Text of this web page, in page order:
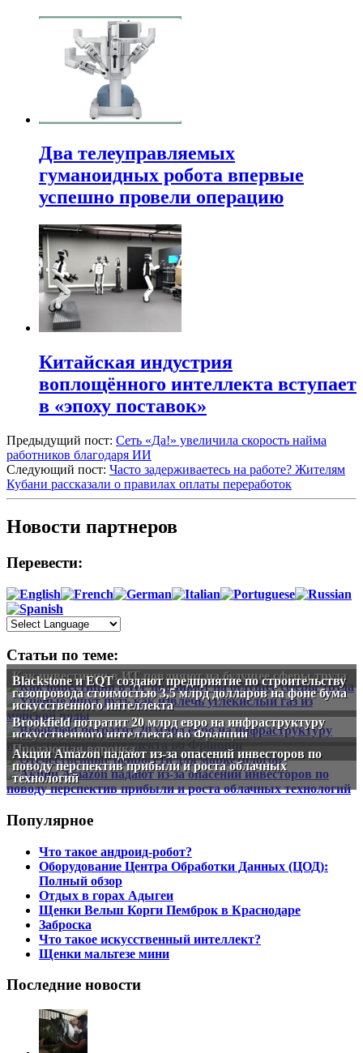
Два телеуправляемых
гуманоидных робота впервые
успешно провели операцию
Китайская индустрия
воплощённого интеллекта вступает
в «эпоху поставок»
Предыдущий пост: Сеть «Да!» увеличила скорость найма
работников благодаря ИИ
Следующий пост: Часто задерживаетесь на работе? Жителям
Кубани рассказали о правилах оплаты переработок
Новости партнеров
Перевести:
Статьи по теме:
Как инвестиции в ИТ повлияют на будущее сферы труда
Blackstone и EQT создают предприятие по строительству
газопровода стоимостью 3,5 млрд долларов на фоне бума
искусственного интеллекта
Brookfield потратит 20 млрд евро на инфраструктуру
искусственного интеллекта во Франции
Продающая воронка
Акции Amazon падают из-за опасений инвесторов по
поводу перспектив прибыли и роста облачных
технологий
Популярное
Что такое андроид-робот?
Оборудование Центра Обработки Данных (ЦОД):
Полный обзор
Отдых в горах Адыгеи
Щенки Вельш Корги Пемброк в Краснодаре
Заброска
Что такое искусственный интеллект?
Щенки мальтезе мини
Последние новости